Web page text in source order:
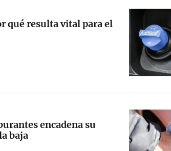
qué resulta vital para el
encadena su
baja